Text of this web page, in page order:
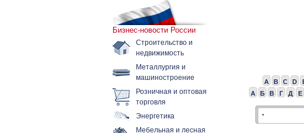
Бизнес-новости России
Строительство и
недвижимость
Металлургия и
машиностроение
Розничная и оптовая
торговля
Энергетика
Мебельная и лесная
A B C D
А
Б В Г Д Е